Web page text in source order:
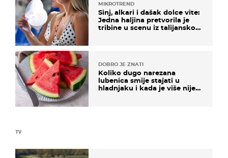
TV
MIKROTREND
Sinj, alkari i dašak dolce vite:
Jedna haljina pretvorila je
tribine u scenu iz talijanskog
DOBRO JE ZNATI
Koliko dugo narezana
lubenica smije stajati u
hladnjaku i kada je više nije